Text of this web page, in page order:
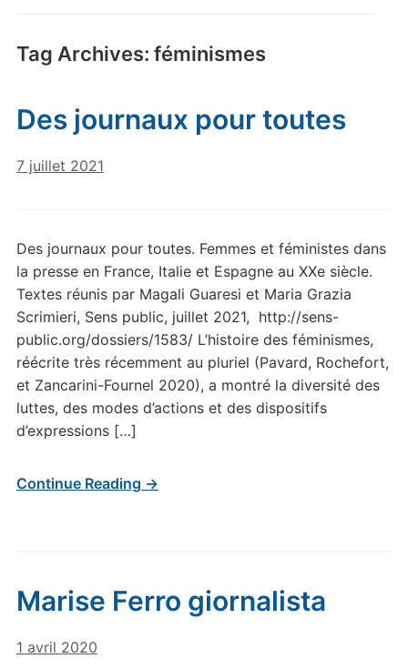
Tag Archives: féminismes
Des journaux pour toutes
7 juillet 2021
Des journaux pour toutes. Femmes et féministes dans
la presse en France, Italie et Espagne au XXe siècle.
Textes réunis par Magali Guaresi et Maria Grazia
Scrimieri, Sens public, juillet 2021, http://sens-
public.org/dossiers/1583/ L’histoire des féminismes,
réécrite très récemment au pluriel (Pavard, Rochefort,
et Zancarini-Fournel 2020), a montré la diversité des
luttes, des modes d’actions et des dispositifs
d’expressions […]
Continue Reading →
Marise Ferro giornalista
1 avril 2020